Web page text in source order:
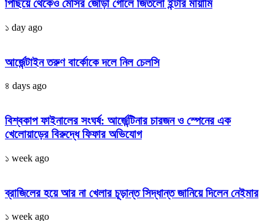
পিছিয়ে থেকেও মেসির জোড়া গোলে জিতলো ইন্টার মায়ামি
১ day ago
আর্জেন্টাইন তরুণ বার্কোকে দলে নিল চেলসি
৪ days ago
বিশ্বকাপ ফাইনালের সংঘর্ষ: আর্জেন্টিনার চারজন ও স্পেনের এক
খেলোয়াড়ের বিরুদ্ধে ফিফার অভিযোগ
১ week ago
ব্রাজিলের হয়ে আর না খেলার চূড়ান্ত সিদ্ধান্ত জানিয়ে দিলেন নেইমার
১ week ago